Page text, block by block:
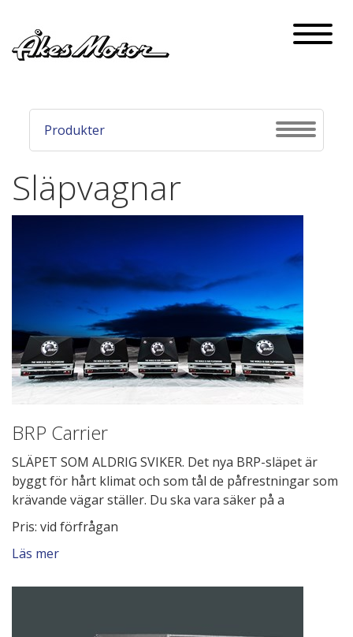
Produkter
Släpvagnar
BRP Carrier
SLÄPET SOM ALDRIG SVIKER. Det nya BRP-släpet är
byggt för hårt klimat och som tål de påfrestningar som
krävande vägar ställer. Du ska vara säker på a
Pris: vid förfrågan
Läs mer